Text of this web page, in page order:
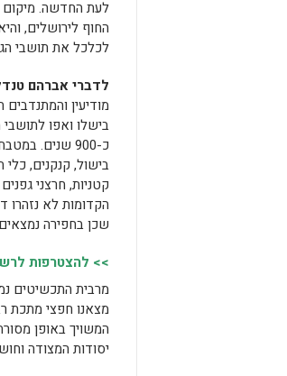
לעת החדשה.
החוף לירושלים,
לכלכל את תושבי
לדברי אברהם
מודיעין
בישלו ואפו
כ-900 שנים.
בישול, קנקנים, כלי
קטניות, חרצני
הקדומות לא נזהרו
שכן בחפירה
>> להצטרפות
מרבית התכשיטים
מצאנו חפצי מתכת
המשויך באופן
יסודות המצודה